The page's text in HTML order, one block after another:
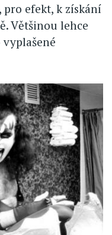
pro efekt, k získání
Většinou lehce